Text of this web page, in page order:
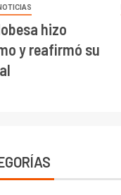
hizo
y reafirmó su